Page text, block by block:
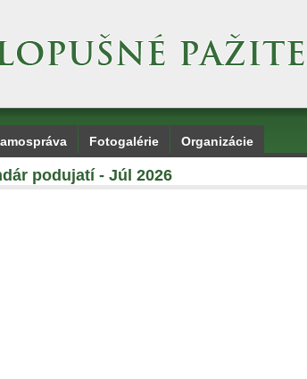
Fotogalérie Organizácie
podujatí - Júl 2026